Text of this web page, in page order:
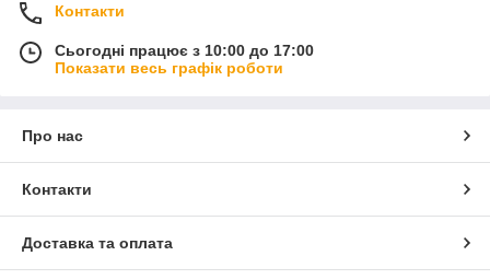
Контакти
Сьогодні працює з 10:00 до 17:00
Показати весь графік роботи
Про нас
Контакти
Доставка та оплата